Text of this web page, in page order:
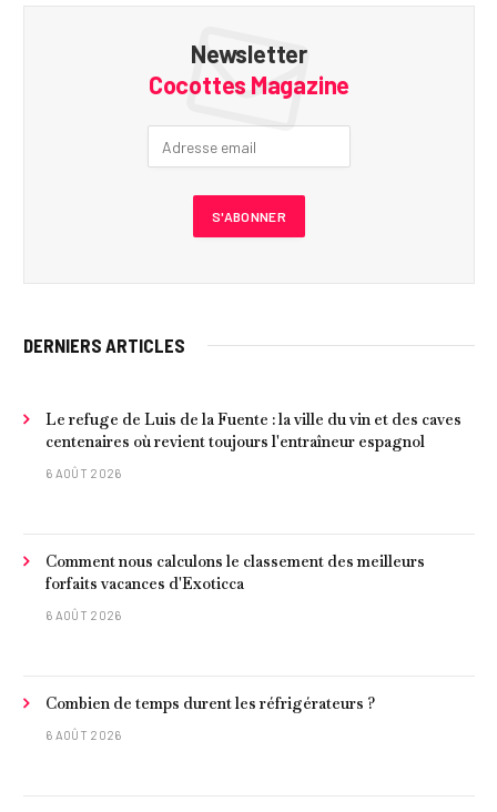
Newsletter
Cocottes Magazine
DERNIERS ARTICLES
Le refuge de Luis de la Fuente : la ville du vin et des caves
centenaires où revient toujours l'entraîneur espagnol
6 AOÛT 2026
Comment nous calculons le classement des meilleurs
forfaits vacances d'Exoticca
6 AOÛT 2026
Combien de temps durent les réfrigérateurs ?
6 AOÛT 2026